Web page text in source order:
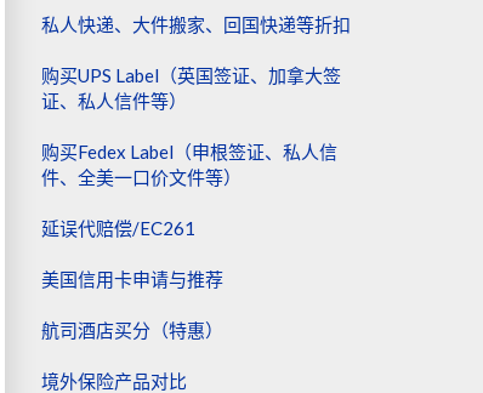
私人快递、大件搬家、回国快递等折扣
购买UPS Label（英国签证、加拿大签
证、私人信件等）
购买Fedex Label（申根签证、私人信
件、全美一口价文件等）
延误代赔偿/EC261
美国信用卡申请与推荐
航司酒店买分（特惠）
境外保险产品对比